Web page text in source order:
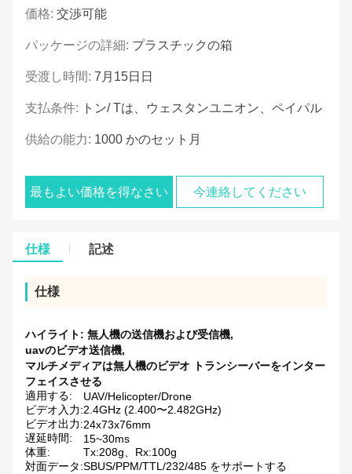
価格: 交渉可能
パッケージの詳細: プラスチックの箱
受渡し時間: 7月15日日
支払条件: トン/ Tは、ウェスタンユニオン、ペイパル
供給の能力: 1000 かのセット月
最もよい価格を得なさい 今連絡してください
仕様 記述
仕様
ハイライト: 無人機の送信機および受信機,
uavのビデオ送信機,
マルチメディアは無人機のビデオ トランシーバーをインター
フェイスさせる
適用する:
UAV/Helicopter/Drone
ビデオ入力:2.4GHz (2.400〜2.482GHz)
ビデオ出力:24x73x76mm
遅延時間:
15~30ms
体重:
Tx:208g、Rx:100g
対面データ:SBUS/PPM/TTL/232/485 をサポートする